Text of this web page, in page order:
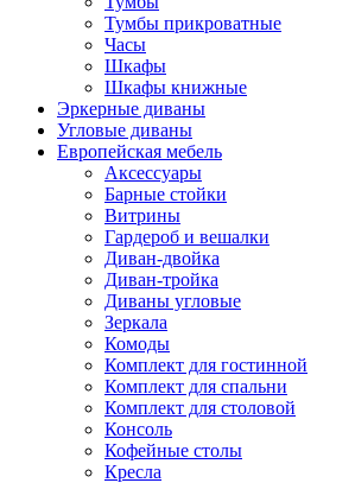
Тумбы прикроватные
Часы
Шкафы
Шкафы книжные
Эркерные диваны
Угловые диваны
Европейская мебель
Аксессуары
Барные стойки
Витрины
Гардероб и вешалки
Диван-двойка
Диван-тройка
Диваны угловые
Зеркала
Комоды
Комплект для гостинной
Комплект для спальни
Комплект для столовой
Консоль
Кофейные столы
Кресла